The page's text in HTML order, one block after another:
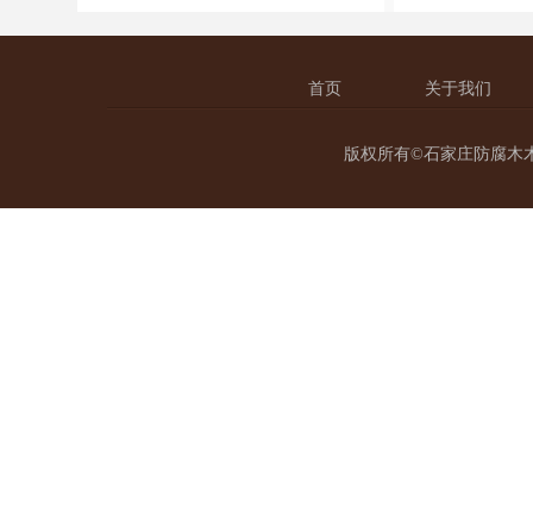
首页 关于我们
版权所有©石家庄防腐